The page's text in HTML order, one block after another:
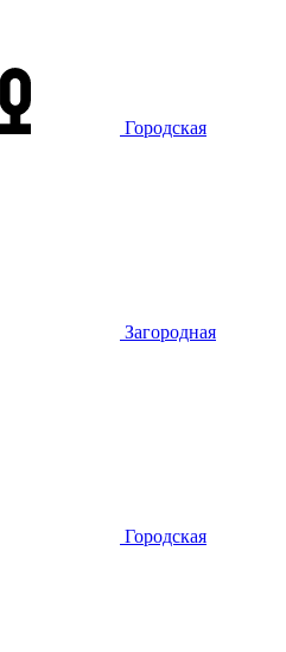
Городская
Загородная
Городская